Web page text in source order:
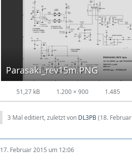
Parasaki_rev15m.PNG
51,27 kB 1.200 × 900 1.485
3 Mal editiert, zuletzt von DL3PB(18.
17. Februar 2015 um 12:06